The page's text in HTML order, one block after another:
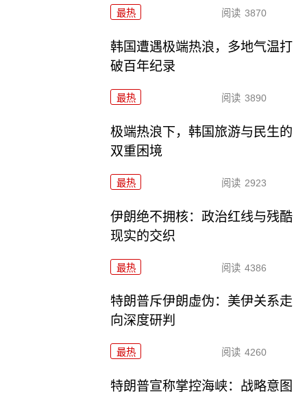
最热 阅读 3870
韩国遭遇极端热浪，多地气温打
破百年纪录
最热 阅读 3890
极端热浪下，韩国旅游与民生的
双重困境
最热 阅读 2923
伊朗绝不拥核：政治红线与残酷
现实的交织
最热 阅读 4386
特朗普斥伊朗虚伪：美伊关系走
向深度研判
最热 阅读 4260
特朗普宣称掌控海峡：战略意图